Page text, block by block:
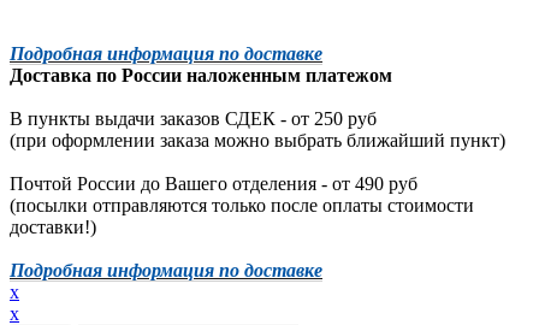
Подробная информация по доставке
Доставка по России наложенным платежом
В пункты выдачи заказов СДЕК - от 250 руб
(при оформлении заказа можно выбрать ближайший пункт)
Почтой России до Вашего отделения - от 490 руб
(посылки отправляются только после оплаты стоимости
доставки!)
Подробная информация по доставке
x
x